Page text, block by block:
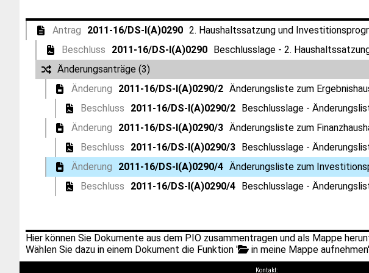
Antrag 2011-16/DS-I(A)0290 2. Haushaltssatzung und
Beschluss
2011-16/DS-I(A)0290 Beschlusslage - 2.
Änderungsanträge (3)
Änderung
2011-16/DS-I(A)0290/2 Änderungsliste zum
Beschluss
2011-16/DS-I(A)0290/2 Beschlusslage -
Änderung
2011-16/DS-I(A)0290/3 Änderungsliste zum
Beschluss
2011-16/DS-I(A)0290/3 Beschlusslage -
Änderung
2011-16/DS-I(A)0290/4 Änderungsliste zum
Beschluss
2011-16/DS-I(A)0290/4 Beschlusslage -
Hier können Sie Dokumente aus dem PIO zusammentragen und als Mappe
Wählen Sie dazu in einem Dokument die Funktion '
in meine Mappe
Kontakt: